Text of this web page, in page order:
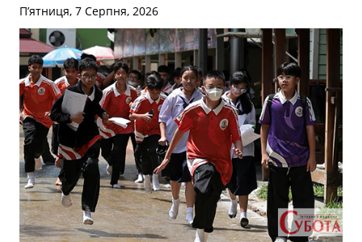
П’ятниця, 7 Серпня, 2026